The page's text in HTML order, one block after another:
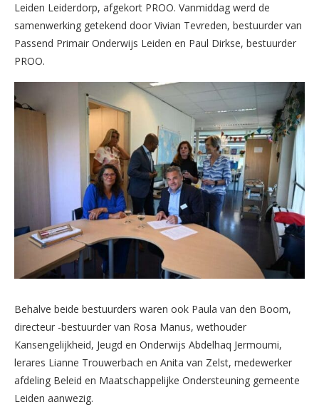
Leiden Leiderdorp, afgekort PROO. Vanmiddag werd de
samenwerking getekend door Vivian Tevreden, bestuurder van
Passend Primair Onderwijs Leiden en Paul Dirkse, bestuurder
PROO.
Behalve beide bestuurders waren ook Paula van den Boom,
directeur -bestuurder van Rosa Manus, wethouder
Kansengelijkheid, Jeugd en Onderwijs Abdelhaq Jermoumi,
lerares Lianne Trouwerbach en Anita van Zelst, medewerker
afdeling Beleid en Maatschappelijke Ondersteuning gemeente
Leiden aanwezig.